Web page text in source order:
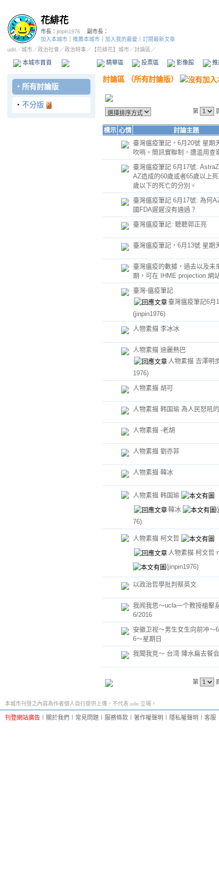
花緋花
市長： jinpin1976
副市長：
加入本城市
推薦本城市 加入我的最愛
訂閱最新文章
udn／城市／政治社會 ／政治時事／ 【花緋花】城市／討論區／
本城市首頁 精華區 投票區 影像館
‧ 所有討論版
‧ 不分版
討論區 （所有討論版）
第
標示 心情
討論主題
臺灣瘟疫筆記，6月20號 星期
吹哨。簡訊實聯制，遭滥用查
臺灣瘟疫筆記 6月17號:
AZ造成的60歲或者65歲以上
歲以下的死亡的分別。
臺灣瘟疫筆記 6月17號: 為何
國FDA遲遲沒有通過？
臺灣瘟疫筆記: 聽聽郭正亮
臺灣瘟疫筆記，6月13號 星期
臺灣瘟疫的數據，過去以及未
期，可在 IHME projection 網
臺灣-瘟疫筆記
臺灣瘟疫筆記6月
(jinpin1976)
人物素描 李冰冰
人物素描 迪麗熱巴
人物素描 吉澤明
1976)
人物素描 胡可
人物素描 韩国瑜 為人民怒吼
人物素描 -老胡
人物素描 劉亦菲
人物素描 韓冰
人物素描 韩国瑜
韓冰
76)
人物素描 柯文哲
人物素描 柯文哲
(jinpin1976)
以政治哲學批判蔡英文
我闻我思～ucla一个教授槍擊
6/2016
安徽卫视～男生女生向前冲～
6～星期日
我聞我見～ 台湾 陳水扁去餐会
第
本城市刊登之內容為作者個人自行提供上傳，不代表 udn 立場。
刊登網站廣告 關於我們 常見問題 服務條款 著作權聲明 隱私權聲明 客服